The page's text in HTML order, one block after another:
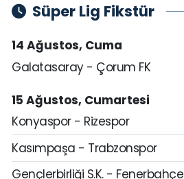
Süper Lig Fikstür
14 Ağustos, Cuma
Galatasaray - Çorum FK
15 Ağustos, Cumartesi
Konyaspor - Rizespor
Kasımpaşa - Trabzonspor
Gençlerbirliği S.K. - Fenerbahçe